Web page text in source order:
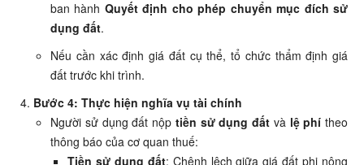
ban hành Quyết định cho phép chuyển mục đích sử
dụng đất.
Nếu cần xác định giá đất cụ thể, tổ chức thẩm định giá
đất trước khi trình.
Bước 4: Thực hiện nghĩa vụ tài chính
Người sử dụng đất nộp tiền sử dụng đất và lệ phí theo
thông báo của cơ quan thuế:
Tiền sử dụng đất: Chênh lệch giữa giá đất phi nông